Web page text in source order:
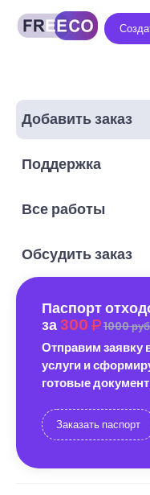
Добавить заказ
Поддержка
Все работы
Обсудить заказ
Паспорт
за 300 1000 руб
Отправим заявку
услуги и
готовые
Заказать паспорт